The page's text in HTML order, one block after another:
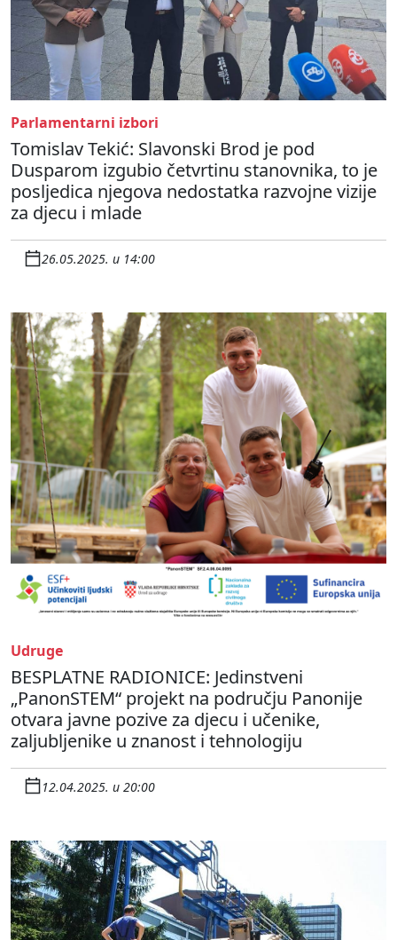
Parlamentarni izbori
Tomislav Tekić: Slavonski Brod je pod
Dusparom izgubio četvrtinu stanovnika, to je
posljedica njegova nedostatka razvojne vizije
za djecu i mlade
26.05.2025. u 14:00
Udruge
BESPLATNE RADIONICE: Jedinstveni
„PanonSTEM“ projekt na području Panonije
otvara javne pozive za djecu i učenike,
zaljubljenike u znanost i tehnologiju
12.04.2025. u 20:00